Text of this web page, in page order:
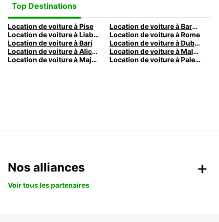
Top Destinations
Location de voiture à Pise
Location de voiture à Barcelone
Location de voiture à Lisbonne
Location de voiture à Rome
Location de voiture à Bari
Location de voiture à Dublin
Location de voiture à Alicante
Location de voiture à Malaga
Location de voiture à Majorque
Location de voiture à Palermo
Nos alliances
Voir tous les partenaires